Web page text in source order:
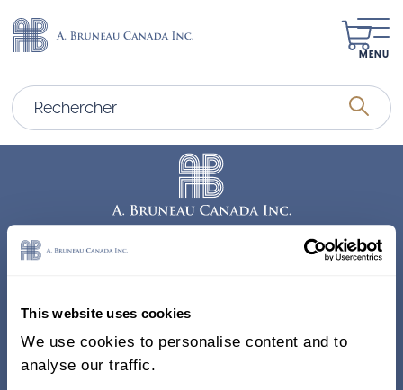
This website uses cookies
We use cookies to personalise content and to
analyse our traffic.
MENU
338, Rue Saint-Antoine E.
Bureau 011, Montréal QC
H2Y 1A3 Canada